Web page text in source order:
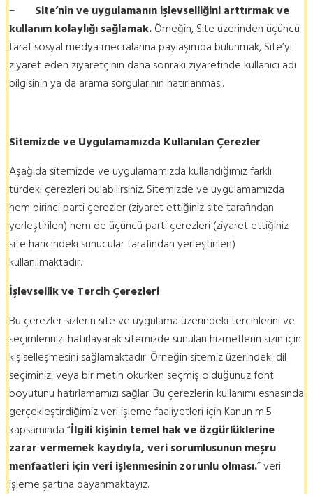
– Site’nin ve uygulamanın işlevselliğini arttırmak ve
kullanım kolaylığı sağlamak.Örneğin, Site üzerinden üçüncü
taraf sosyal medya mecralarına paylaşımda bulunmak, Site’yi
ziyaret eden ziyaretçinin daha sonraki ziyaretinde kullanıcı adı
bilgisinin ya da arama sorgularının hatırlanması.
Sitemizde ve Uygulamamızda Kullanılan Çerezler
Aşağıda sitemizde ve uygulamamızda kullandığımız farklı
türdeki çerezleri bulabilirsiniz. Sitemizde ve uygulamamızda
hem birinci parti çerezler (ziyaret ettiğiniz site tarafından
yerleştirilen) hem de üçüncü parti çerezleri (ziyaret ettiğiniz
site haricindeki sunucular tarafından yerleştirilen)
kullanılmaktadır.
İşlevsellikve Tercih Çerezleri
Bu çerezler sizlerin site ve uygulama üzerindeki tercihlerini ve
seçimlerinizi hatırlayarak sitemizde sunulan hizmetlerin sizin için
kişiselleşmesini sağlamaktadır. Örneğin sitemiz üzerindeki dil
seçiminizi veya bir metin okurken seçmiş olduğunuz font
boyutunu hatırlamamızı sağlar. Bu çerezlerin kullanımı esnasında
gerçekleştirdiğimiz veri işleme faaliyetleri için Kanun m.5
kapsamında “İlgili kişinin temel hak ve özgürlüklerine
zarar vermemek kaydıyla, veri sorumlusunun meşru
menfaatleri için veri işlenmesinin zorunlu olması.” veri
işleme şartına dayanmaktayız.